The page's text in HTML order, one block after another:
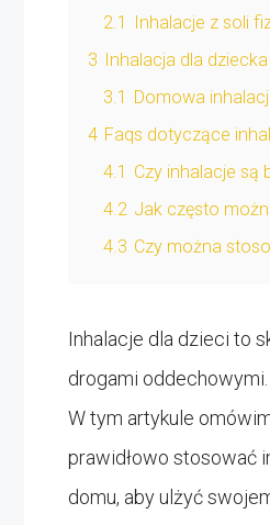
2.1
Inhalacje z soli
3 Inhalacja dla
3.1 Domowa
4 Faqs dotyczące
4.1 Czy inhalacje są
4.2 Jak często
4.3 Czy można
Inhalacje dla dzieci to
drogami
W tym artykule
prawidłowo stosować
domu, aby ulżyć